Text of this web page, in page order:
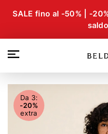
SALE fino al -50% | -
Da 3:
-20%
extra